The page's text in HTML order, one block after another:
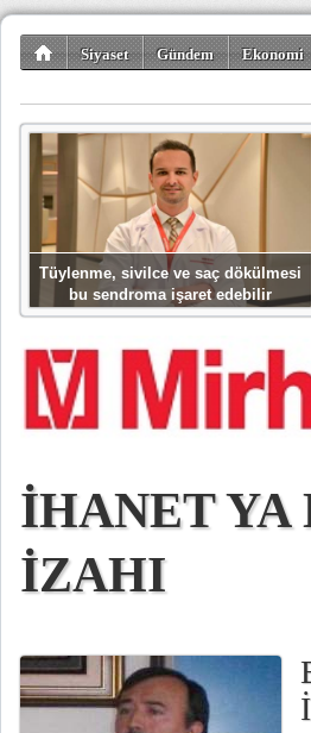
Siyaset Gündem Ekonomi
Tüylenme, sivilce ve saç dökülmesi
bu sendroma işaret edebilir
İHANET YA
İZAHI